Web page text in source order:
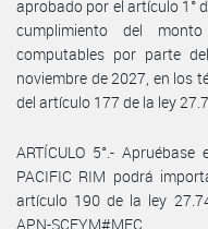
aprobado por el artículo 1°
cumplimiento del
computables por parte
noviembre de 2027, en los
del artículo 177 de la ley
ARTÍCULO 5°.-
PACIFIC RIM podrá
artículo 190 de la ley
APN-SCEYM#MEC.